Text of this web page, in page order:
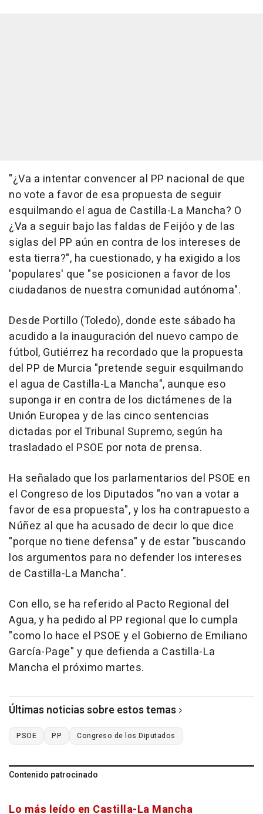
"¿Va a intentar convencer al PP nacional de que
no vote a favor de esa propuesta de seguir
esquilmando el agua de Castilla-La Mancha? O
¿Va a seguir bajo las faldas de Feijóo y de las
siglas del PP aún en contra de los intereses de
esta tierra?", ha cuestionado, y ha exigido a los
'populares' que "se posicionen a favor de los
ciudadanos de nuestra comunidad autónoma".
Desde Portillo (Toledo), donde este sábado ha
acudido a la inauguración del nuevo campo de
fútbol, Gutiérrez ha recordado que la propuesta
del PP de Murcia "pretende seguir esquilmando
el agua de Castilla-La Mancha", aunque eso
suponga ir en contra de los dictámenes de la
Unión Europea y de las cinco sentencias
dictadas por el Tribunal Supremo, según ha
trasladado el PSOE por nota de prensa.
Ha señalado que los parlamentarios del PSOE en
el Congreso de los Diputados "no van a votar a
favor de esa propuesta", y los ha contrapuesto a
Núñez al que ha acusado de decir lo que dice
"porque no tiene defensa" y de estar "buscando
los argumentos para no defender los intereses
de Castilla-La Mancha".
Con ello, se ha referido al Pacto Regional del
Agua, y ha pedido al PP regional que lo cumpla
"como lo hace el PSOE y el Gobierno de Emiliano
García-Page" y que defienda a Castilla-La
Mancha el próximo martes.
Últimas noticias sobre estos temas
PSOE PP Congreso de los Diputados
Contenido patrocinado
Lo más leído en Castilla-La Mancha